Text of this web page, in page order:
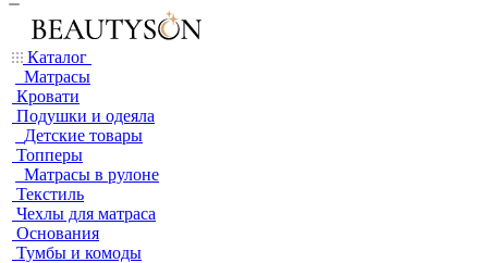
Каталог
Матрасы
Кровати
Подушки и одеяла
Детские товары
Топперы
Матрасы в рулоне
Текстиль
Чехлы для матраса
Основания
Тумбы и комоды